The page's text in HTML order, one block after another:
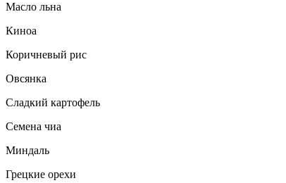
Масло льна
Киноа
Коричневый рис
Овсянка
Сладкий картофель
Семена чиа
Миндаль
Грецкие орехи